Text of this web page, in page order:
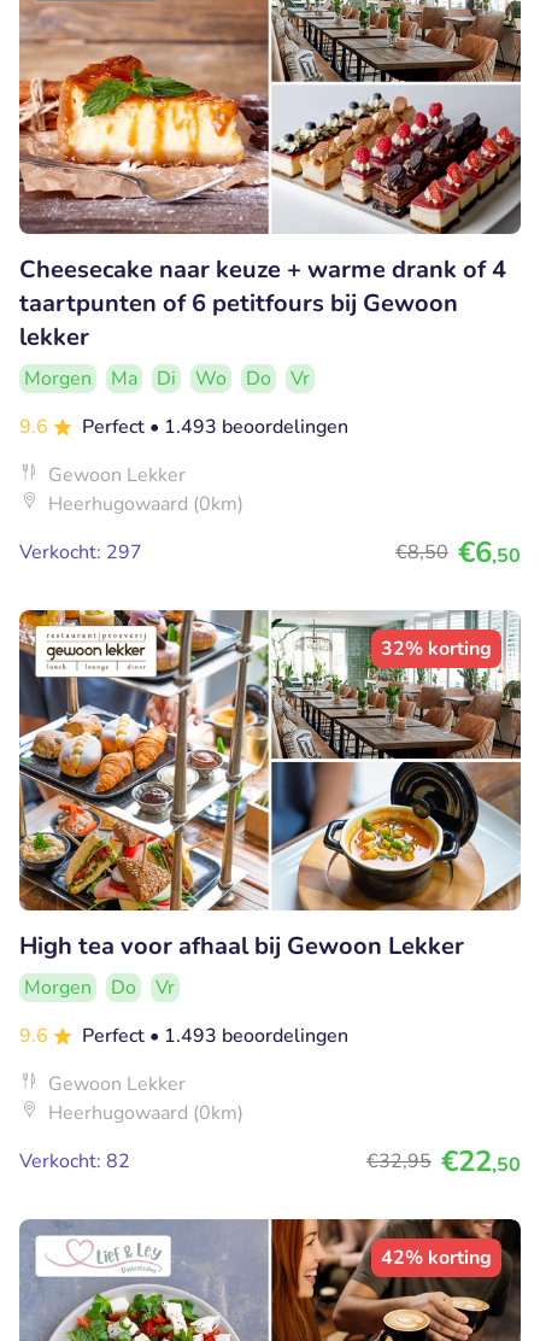
Cheesecake naar keuze + warme drank of 4
taartpunten of 6 petitfours bij Gewoon
lekker
Morgen Ma Di Wo Do
Vr
9.6
Perfect • 1.493 beoordelingen
Gewoon Lekker
Heerhugowaard (0km)
Verkocht: 297
€8,50 €6,50
32% korting
High tea voor afhaal bij Gewoon Lekker
Morgen Do
Vr
9.6
Perfect • 1.493 beoordelingen
Gewoon Lekker
Heerhugowaard (0km)
Verkocht: 82
€32,95 €22,50
42% korting